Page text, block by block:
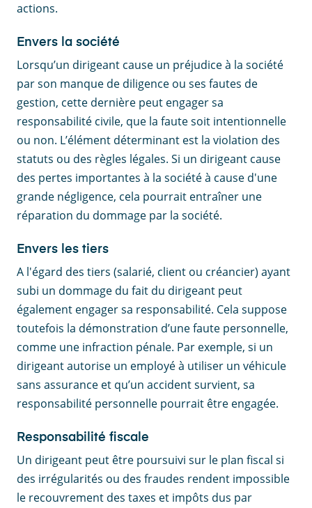
actions.
Envers la société
Lorsqu’un dirigeant cause un préjudice à la société
par son manque de diligence ou ses fautes de
gestion, cette dernière peut engager sa
responsabilité civile, que la faute soit intentionnelle
ou non. L’élément déterminant est la violation des
statuts ou des règles légales. Si un dirigeant cause
des pertes importantes à la société à cause d'une
grande négligence, cela pourrait entraîner une
réparation du dommage par la société.
Envers les tiers
A l'égard des tiers (salarié, client ou créancier) ayant
subi un dommage du fait du dirigeant peut
également engager sa responsabilité. Cela suppose
toutefois la démonstration d’une faute personnelle,
comme une infraction pénale. Par exemple, si un
dirigeant autorise un employé à utiliser un véhicule
sans assurance et qu’un accident survient, sa
responsabilité personnelle pourrait être engagée.
Responsabilité fiscale
Un dirigeant peut être poursuivi sur le plan fiscal si
des irrégularités ou des fraudes rendent impossible
le recouvrement des taxes et impôts dus par